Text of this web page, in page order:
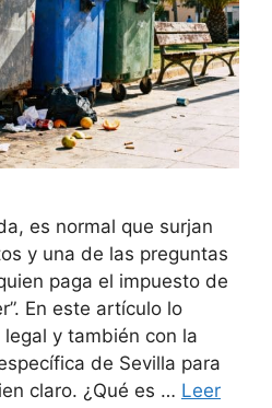
es normal que surjan
y una de las preguntas
paga el impuesto de
En este artículo lo
y también con la
de Sevilla para
claro. ¿Qué es … Leer